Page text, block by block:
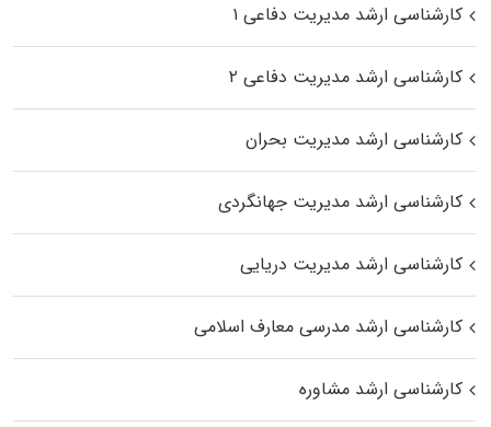
کارشناسی ارشد مدیریت دفاعی ۱
کارشناسی ارشد مدیریت دفاعی ۲
کارشناسی ارشد مدیریت بحران
کارشناسی ارشد مدیریت جهانگردی
کارشناسی ارشد مدیریت دریایی
کارشناسی ارشد مدرسی معارف اسلامی
کارشناسی ارشد مشاوره